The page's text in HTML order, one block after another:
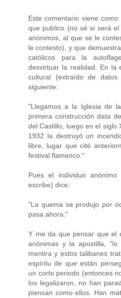
Este comentario viene
que publico (no sé si será
anónimos, al que se le
le contesto), y que
católicos para la
desvirtuar la realidad. En la
cultural (extraído de
siguiente:
"Llegamos a la Iglesia de
primera construcción data
del Castillo, luego en el siglo
1932 la destruyó un
libre, lugar que cité
festival flamenco."
Pues el individuo
escribe) dice:
"La quema se produjo por
pasa ahora."
Y me da que pensar que el
anónimas y la apostilla,
mentira y estos talibanes
espíritu de que están
un corto periodo (entonces
los legalizaron, no han
piensan como ellos. Han